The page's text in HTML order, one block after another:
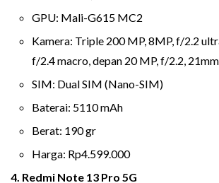
GPU: Mali-G615 MC2
Kamera: Triple 200 MP, 8MP, f/2.2
f/2.4 macro, depan 20 MP, f/2.2,
SIM: Dual SIM (Nano-SIM)
Baterai: 5110 mAh
Berat: 190 gr
Harga: Rp4.599.000
4. Redmi Note 13 Pro 5G